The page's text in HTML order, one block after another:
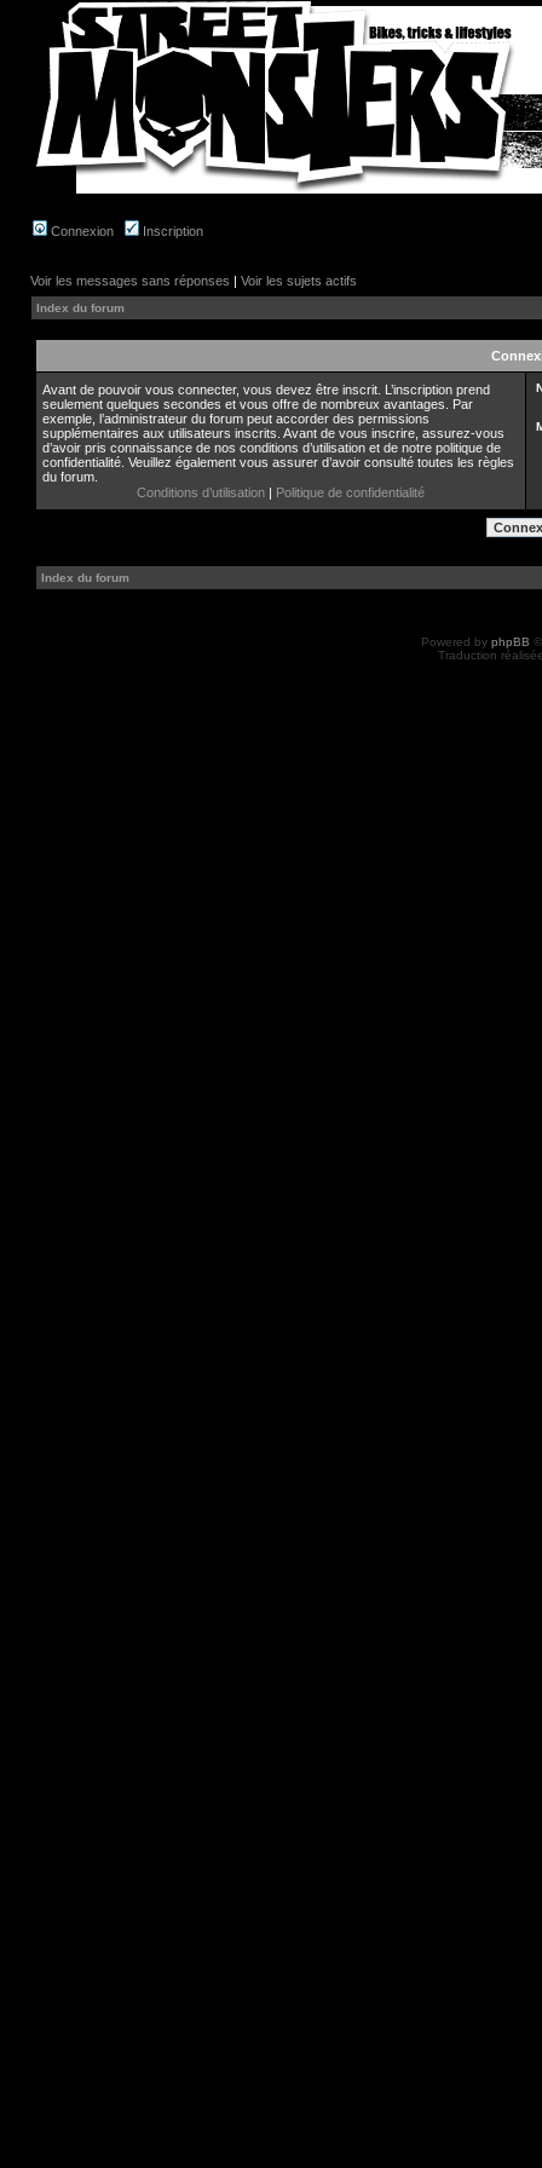
Connexion Inscription
Voir les messages sans réponses | Voir les sujets actifs
Index du forum
Avant de pouvoir vous connecter, vous devez être inscrit. L’inscription prend
seulement quelques secondes et vous offre de nombreux avantages. Par
exemple, l’administrateur du forum peut accorder des permissions
supplémentaires aux utilisateurs inscrits. Avant de vous inscrire, assurez-vous
d’avoir pris connaissance de nos conditions d’utilisation et de notre politique de
confidentialité. Veuillez également vous assurer d’avoir consulté toutes les règles
du forum.
Conditions d’utilisation | Politique de confidentialité
Index du forum
Powered by phpBB
Traduction